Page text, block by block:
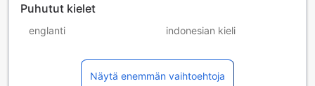
Puhutut kielet
englanti indonesian kieli
Näytä enemmän vaihtoehtoja